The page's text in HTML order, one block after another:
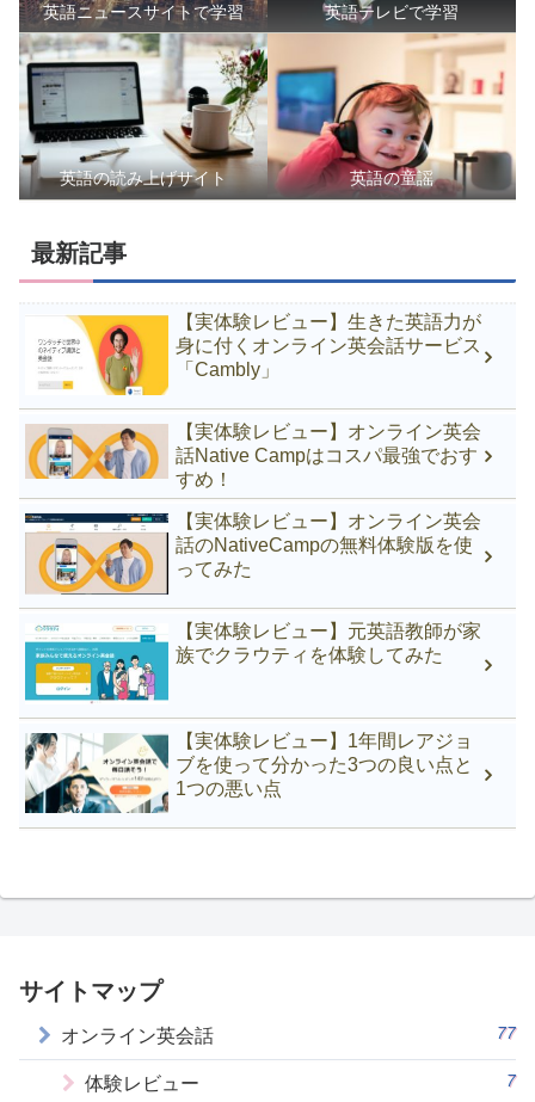
英語ニュースサイトで学習 英語テレビで学習
英語の読み上げサイト 英語の童謡
最新記事
【実体験レビュー】生きた英語力が
身に付くオンライン英会話サービス
「Cambly」
【実体験レビュー】オンライン英会
話Native Campはコスパ最強でおす
すめ！
【実体験レビュー】オンライン英会
話のNativeCampの無料体験版を使
ってみた
【実体験レビュー】元英語教師が家
族でクラウティを体験してみた
【実体験レビュー】1年間レアジョ
ブを使って分かった3つの良い点と
1つの悪い点
サイトマップ
オンライン英会話 77
体験レビュー 7